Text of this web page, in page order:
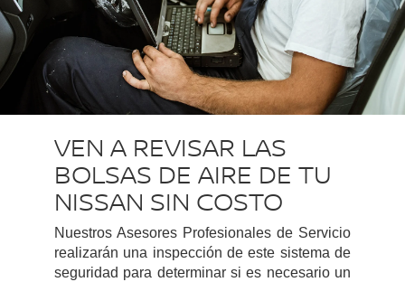
VEN A REVISAR LAS
BOLSAS DE AIRE DE TU
NISSAN SIN COSTO
Nuestros Asesores Profesionales de Servicio
realizarán una inspección de este sistema de
seguridad para determinar si es necesario un